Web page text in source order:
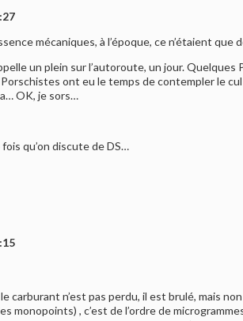
mécaniques, à l’époque, ce n’étaient que
un plein sur l’autoroute, un jour.
ont eu le temps de contempler le
OK, je sors…
fois qu’on discute de DS…
carburant n’est pas perdu, il est brulé, mais
monopoints) , c’est de l’ordre de